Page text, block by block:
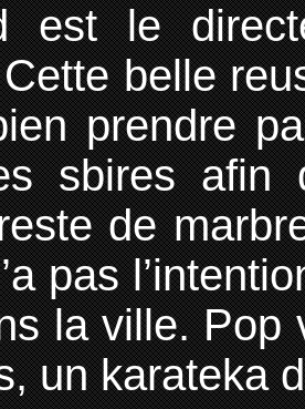
est le
belle
prendre
sbires afin
de
pas
la ville.
un karateka